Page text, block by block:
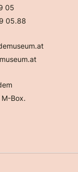
05
05.88
Box.